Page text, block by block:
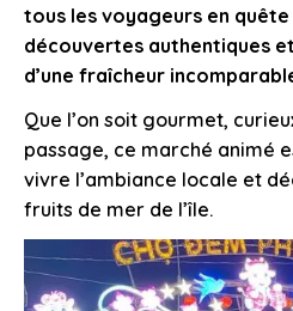
tous les voyageurs en
découvertes authentiques
d’une fraîcheur
Que l’on soit gourmet,
passage, ce marché animé
vivre l’ambiance locale et
fruits de mer de l’île.